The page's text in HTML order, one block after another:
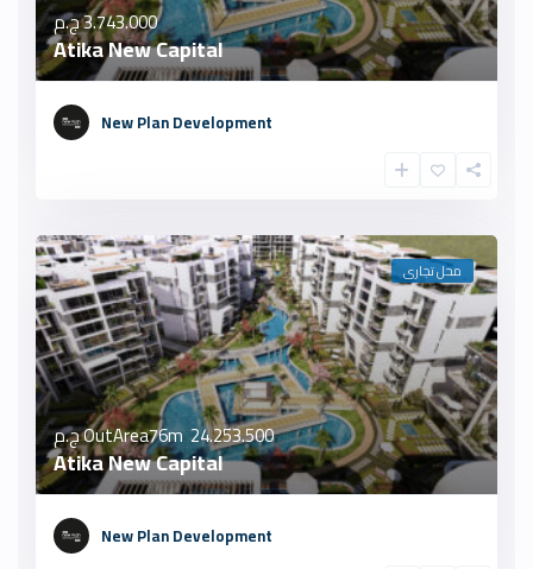
3.743.000 ج.م
Atika New Capital
New Plan Development
محل تجارى
OutArea76m24.253.500 ج.م
Atika New Capital
New Plan Development